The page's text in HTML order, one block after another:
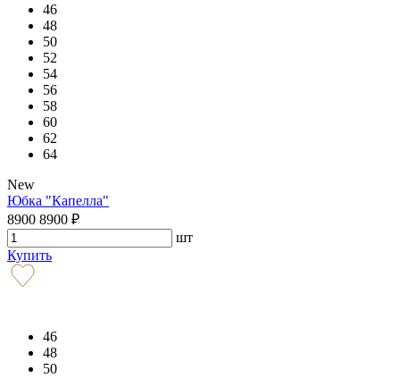
46
48
50
52
54
56
58
60
62
64
New
Юбка "Капелла"
8900 8900 ₽
шт
Купить
46
48
50